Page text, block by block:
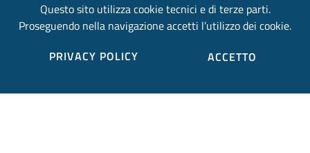
Credits
Questo sito utilizza cookie tecnici e di terze parti.
Proseguendo nella navigazione accetti l’utilizzo dei cookie.
PRIVACY POLICY
ACCETTO